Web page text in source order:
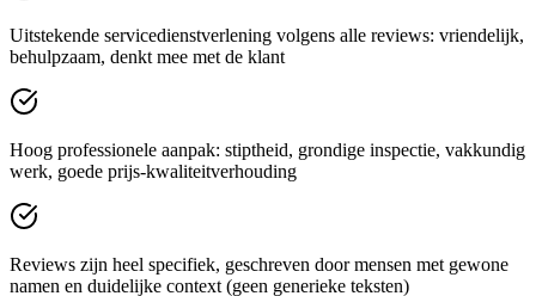
Uitstekende servicedienstverlening volgens alle reviews: vriendelijk,
behulpzaam, denkt mee met de klant
Hoog professionele aanpak: stiptheid, grondige inspectie, vakkundig
werk, goede prijs‑kwaliteitverhouding
Reviews zijn heel specifiek, geschreven door mensen met gewone
namen en duidelijke context (geen generieke teksten)